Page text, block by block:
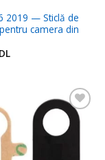
2019 — Sticlă de
camera din
Adaugă
în
Favorite